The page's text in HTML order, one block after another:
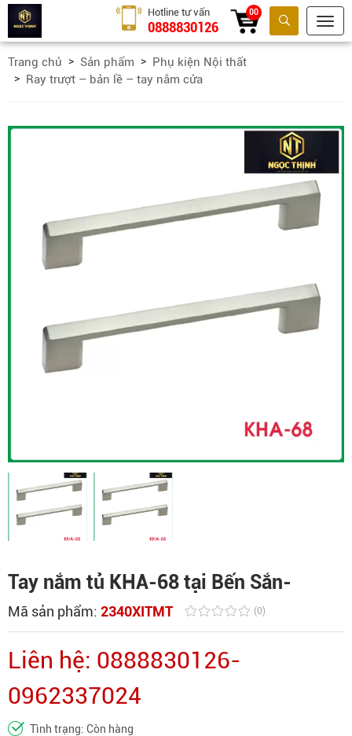
Tìm kiếm
Hotline tư vấn
0888830126
00
Trang chủ Sản phẩm
Phụ kiện Nội thất
Ray trượt – bản lề – tay nắm cửa
Tay nắm tủ KHA-68 tại Bến Sắn-
Mã sản phẩm: 2340XITMT (0)
Liên hệ: 0888830126-
0962337024
Tình trạng: Còn hàng